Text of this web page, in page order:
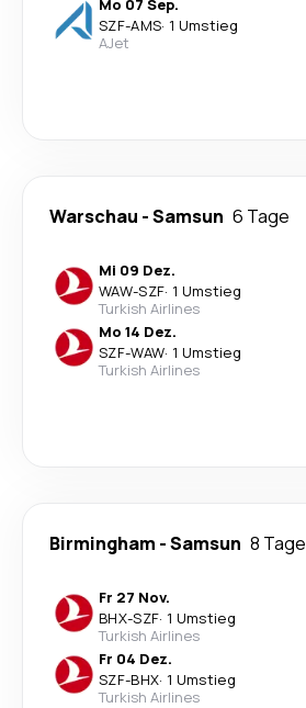
Mo 07 Sep.
SZF-AMS· 1 Umstieg
AJet
Warschau -Samsun 6 Tage
Mi 09 Dez.
WAW-SZF· 1 Umstieg
Turkish Airlines
Mo 14 Dez.
SZF-WAW· 1 Umstieg
Turkish Airlines
Birmingham -Samsun 8 Tage
Fr 27 Nov.
BHX-SZF· 1 Umstieg
Turkish Airlines
Fr 04 Dez.
SZF-BHX· 1 Umstieg
Turkish Airlines